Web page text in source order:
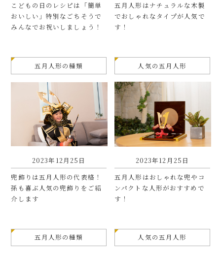
こどもの日のレシピは「簡単
おいしい」特別なごちそうで
みんなでお祝いしましょう！
五月人形はナチュラルな木製
でおしゃれなタイプが人気で
す！
五月人形の種類
2023年12月25日
兜飾りは五月人形の代表格！
孫も喜ぶ人気の兜飾りをご紹
介します
人気の五月人形
2023年12月25日
五月人形はおしゃれな兜やコ
ンパクトな人形がおすすめで
す！
五月人形の種類 人気の五月人形